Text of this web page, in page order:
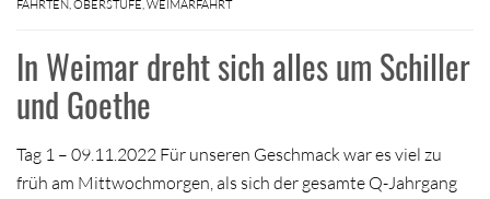
FAHRTEN,OBERSTUFE,WEIMARFAHRT
In Weimar dreht sich alles um Schiller
und Goethe
Tag 1 – 09.11.2022 Für unseren Geschmack war es viel zu
früh am Mittwochmorgen, als sich der gesamte Q-Jahrgang